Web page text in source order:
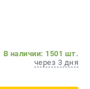
В наличии: 1501 шт.
через 3 дня